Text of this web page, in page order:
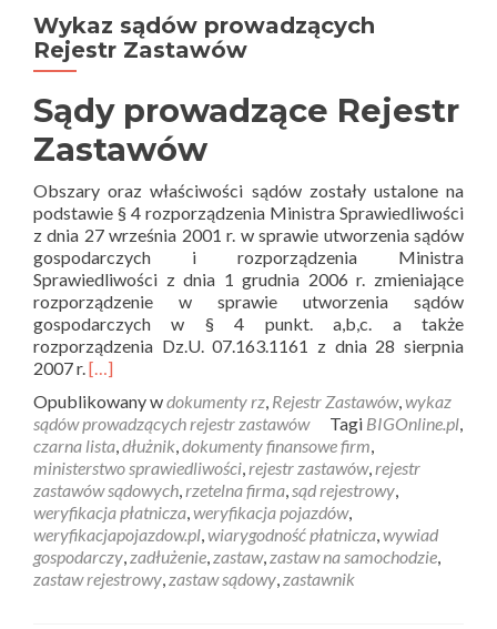
Wykaz sądów prowadzących
Rejestr Zastawów
Sądy prowadzące Rejestr
Zastawów
Obszary oraz właściwości sądów zostały ustalone na
podstawie § 4 rozporządzenia Ministra Sprawiedliwości
z dnia 27 września 2001 r. w sprawie utworzenia sądów
gospodarczych i rozporządzenia Ministra
Sprawiedliwości z dnia 1 grudnia 2006 r. zmieniające
rozporządzenie w sprawie utworzenia sądów
gospodarczych w § 4 punkt. a,b,c. a także
rozporządzenia Dz.U. 07.163.1161 z dnia 28 sierpnia
2007 r.[…]
Opublikowany wdokumenty rz, Rejestr Zastawów,wykaz
sądów prowadzących rejestr zastawów
Tagi BIGOnline.pl,
czarna lista,dłużnik,dokumenty finansowe firm,
ministerstwo sprawiedliwości,rejestr zastawów,rejestr
zastawów sądowych,rzetelna firma,sąd rejestrowy,
weryfikacja płatnicza,weryfikacja pojazdów,
weryfikacjapojazdow.pl,wiarygodność płatnicza,wywiad
gospodarczy,zadłużenie,zastaw,zastaw na samochodzie,
zastaw rejestrowy,zastaw sądowy,zastawnik